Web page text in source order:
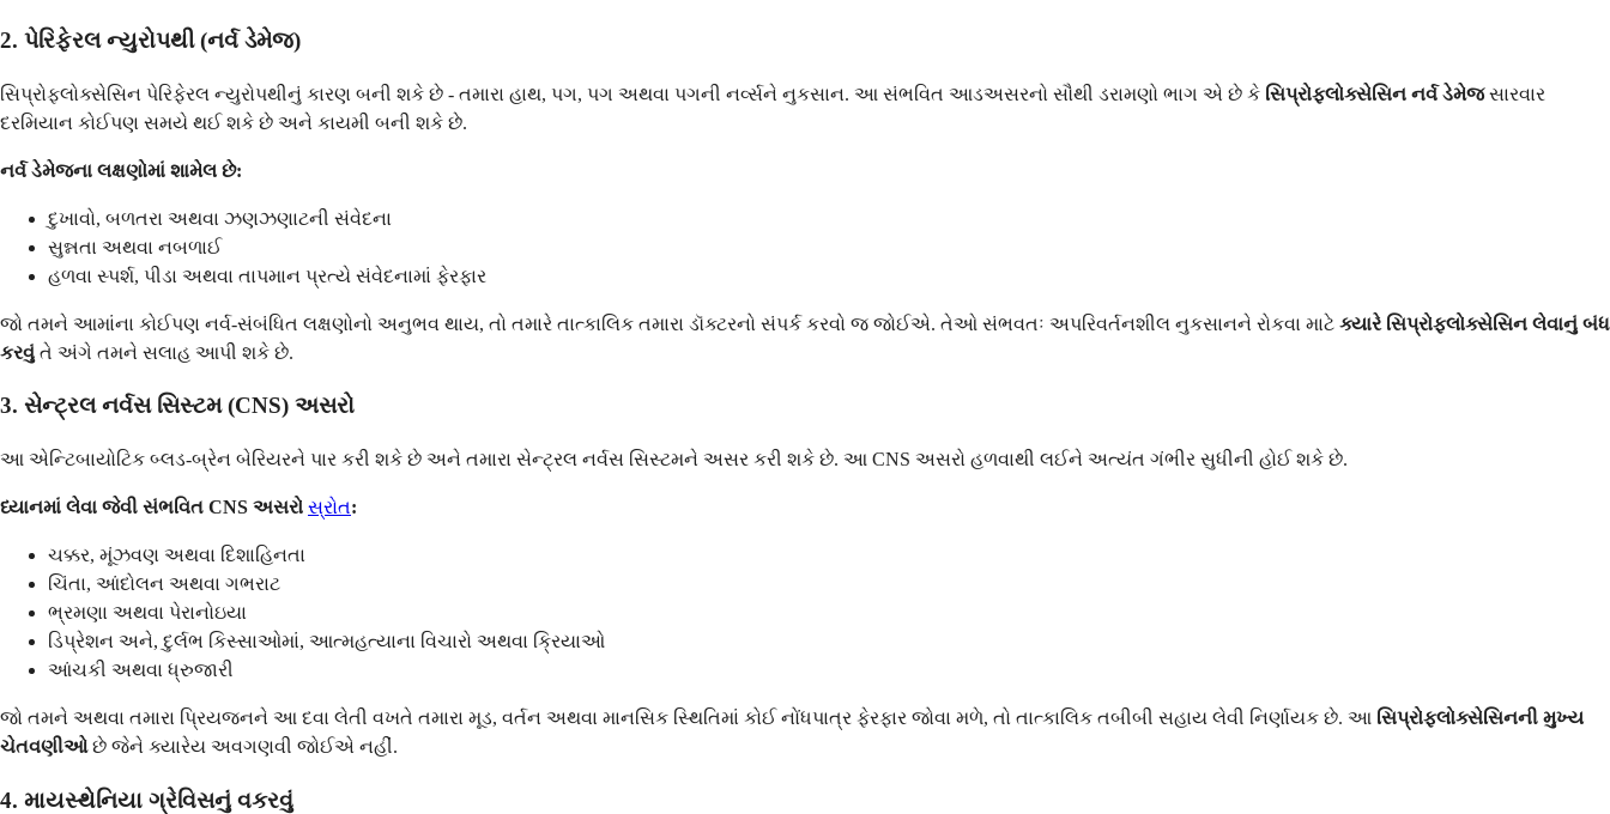
2. પેરિફેરલ ન્યુરોપથી (નર્વ ડેમેજ)
સિપ્રોફ્લોક્સેસિન પેરિફેરલ ન્યુરોપથીનું કારણ બની શકે છે - તમારા હાથ, પગ, પગ અથવા પગની નર્વ્સને નુકસાન. આ સંભવિત આડઅસરનો સૌથી ડરામણો ભાગ એ છે કે સિપ્રોફ્લોક્સેસિન નર્વ ડેમેજસારવાર
દરમિયાન કોઈપણ સમયે થઈ શકે છે અને કાયમી બની શકે છે.
નર્વ ડેમેજના લક્ષણોમાં શામેલ છે:
દુખાવો, બળતરા અથવા ઝણઝણાટની સંવેદના
સુન્નતા અથવા નબળાઈ
હળવા સ્પર્શ, પીડા અથવા તાપમાન પ્રત્યે સંવેદનામાં ફેરફાર
જો તમને આમાંના કોઈપણ નર્વ-સંબંધિત લક્ષણોનો અનુભવ થાય, તો તમારે તાત્કાલિક તમારા ડૉક્ટરનો સંપર્ક કરવો જ જોઈએ. તેઓ સંભવતઃ અપરિવર્તનશીલ નુકસાનને રોકવા માટે ક્યારે સિપ્રોફ્લોક્સેસિન લેવાનું બંધ
કરવું તે અંગે તમને સલાહ આપી શકે છે.
3. સેન્ટ્રલ નર્વસ સિસ્ટમ (CNS) અસરો
આ એન્ટિબાયોટિક બ્લડ-બ્રેન બેરિયરને પાર કરી શકે છે અને તમારા સેન્ટ્રલ નર્વસ સિસ્ટમને અસર કરી શકે છે. આ CNS અસરો હળવાથી લઈને અત્યંત ગંભીર સુધીની હોઈ શકે છે.
ધ્યાનમાં લેવા જેવી સંભવિત CNS અસરો સ્રોત:
ચક્કર, મૂંઝવણ અથવા દિશાહિનતા
ચિંતા, આંદોલન અથવા ગભરાટ
ભ્રમણા અથવા પેરાનોઇયા
ડિપ્રેશન અને, દુર્લભ કિસ્સાઓમાં, આત્મહત્યાના વિચારો અથવા ક્રિયાઓ
આંચકી અથવા ધ્રુજારી
જો તમને અથવા તમારા પ્રિયજનને આ દવા લેતી વખતે તમારા મૂડ, વર્તન અથવા માનસિક સ્થિતિમાં કોઈ નોંધપાત્ર ફેરફાર જોવા મળે, તો તાત્કાલિક તબીબી સહાય લેવી નિર્ણાયક છે. આ સિપ્રોફ્લોક્સેસિનની મુખ્ય
ચેતવણીઓછે જેને ક્યારેય અવગણવી જોઈએ નહીં.
4. માયસ્થેનિયા ગ્રેવિસનું વકરવું